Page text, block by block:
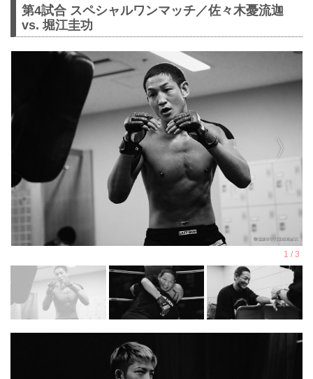
第4試合 スペシャルワンマッチ／佐々木憂流迦
vs. 堀江圭功